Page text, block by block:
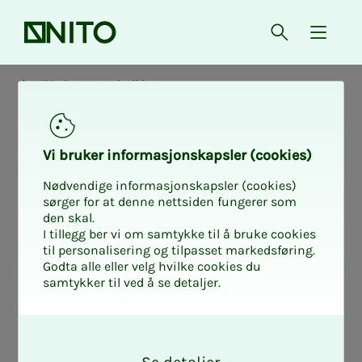
Forsiden Åpne søk
{
NITOs lønnsstatistikk
Sta­­­ti­s­­tikk­he­f­­­ter
alle av­­ta­­le­om­rå­­­
der
Vi bru­ker in­for­ma­sjons­kaps­ler (cookies)
Nødvendige informasjonskapsler (cookies)
sørger for at denne nettsiden fungerer som
den skal.
I tillegg ber vi om samtykke til å bruke cookies
til personalisering og tilpasset markedsføring.
Godta alle eller velg hvilke cookies du
samtykker til ved å se detaljer.